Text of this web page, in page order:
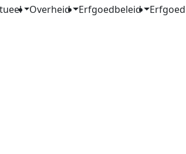
Overheid Erfgoedbeleid Erfgoed